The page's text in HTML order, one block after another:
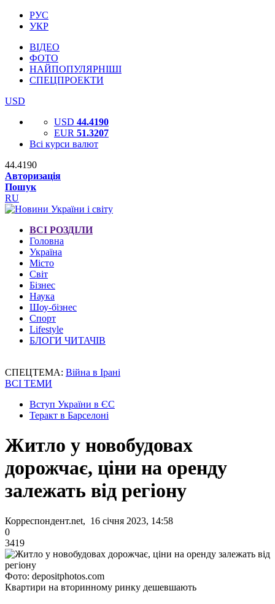
РУС
УКР
ВІДЕО
ФОТО
НАЙПОПУЛЯРНІШІ
СПЕЦПРОЕКТИ
USD
USD 44.4190
EUR 51.3207
Всі курси валют
44.4190
Авторизація
Пошук
RU
ВСІ РОЗДІЛИ
Головна
Україна
Місто
Світ
Бізнес
Наука
Шоу-бізнес
Спорт
Lifestyle
БЛОГИ ЧИТАЧІВ
СПЕЦТЕМА: Війна в Ірані
ВСІ ТЕМИ
Вступ України в ЄС
Теракт в Барселоні
Житло у новобудовах
дорожчає, ціни на оренду
залежать від регіону
Корреспондент.net, 16 січня 2023, 14:58
0
3419
Фото: depositphotos.com
Квартири на вторинному ринку дешевшають